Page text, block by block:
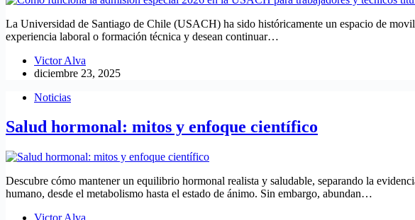
La Universidad de Santiago de Chile (USACH) ha sido históricamente un espacio de
experiencia laboral o formación técnica y desean continuar…
Victor Alva
diciembre 23, 2025
Noticias
Salud hormonal: mitos y enfoque científico
Descubre cómo mantener un equilibrio hormonal realista y saludable, separando la
humano, desde el metabolismo hasta el estado de ánimo. Sin embargo, abundan…